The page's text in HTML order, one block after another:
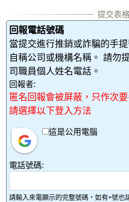
回報電話號碼
當提交進行推銷或詐騙的手
自稱公司或機構名稱。 請勿
司職員個人姓名電話。
回報者:
匿名回報會被屏蔽，只作次要
請選擇以下登入方法
這是公用電腦
電話號碼:
請輸入來電顯示的完整號碼，如有+號也